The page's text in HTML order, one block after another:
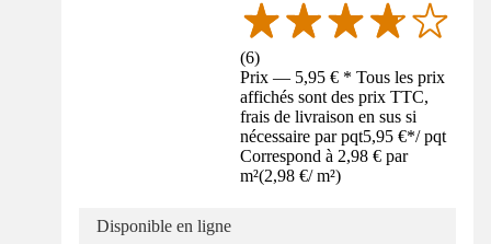
(6)
Prix — 5,95 € * Tous les prix
affichés sont des prix TTC,
frais de livraison en sus si
nécessaire par pqt5,95 €*/ pqt
Correspond à 2,98 € par
m²(2,98 €/ m²)
Disponible en ligne